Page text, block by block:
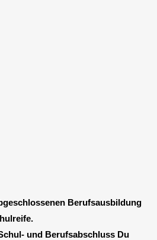
Berufsausbildung
und Berufsabschluss Du